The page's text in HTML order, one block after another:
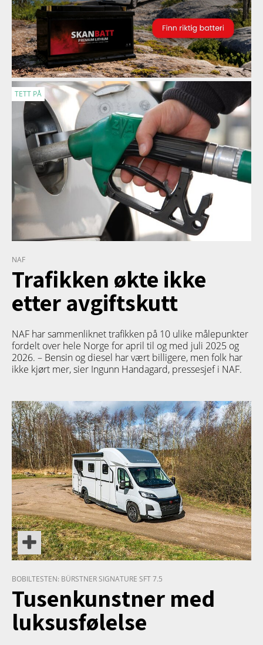
TETT PÅ
NAF
Trafikken økte ikke
etter avgiftskutt
NAF har sammenliknet trafikken på 10 ulike målepunkter
fordelt over hele Norge for april til og med juli 2025 og
2026. – Bensin og diesel har vært billigere, men folk har
ikke kjørt mer, sier Ingunn Handagard, pressesjef i NAF.
PRODUKT
BOBILTESTEN: BÜRSTNER SIGNATURE SFT 7.5
Tusenkunstner med
luksusfølelse